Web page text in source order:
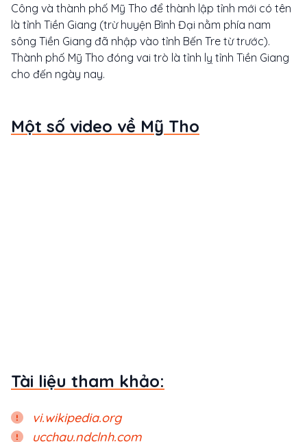
Công và thành phố Mỹ Tho để thành lập tỉnh mới có tên
là tỉnh Tiền Giang (trừ huyện Bình Đại nằm phía nam
sông Tiền Giang đã nhập vào tỉnh Bến Tre từ trước).
Thành phố Mỹ Tho đóng vai trò là tỉnh lỵ tỉnh Tiền Giang
cho đến ngày nay.
Một số video về Mỹ Tho
Tài liệu tham khảo:
vi.wikipedia.org
ucchau.ndclnh.com